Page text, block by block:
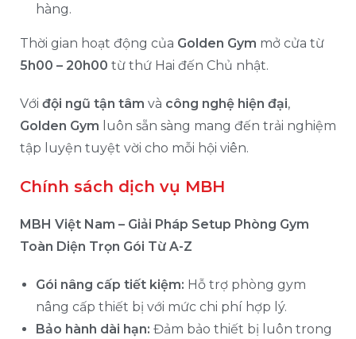
hàng.
Thời gian hoạt động của Golden Gym mở cửa từ
5h00 – 20h00 từ thứ Hai đến Chủ nhật.
Với đội ngũ tận tâm và công nghệ hiện đại,
Golden Gym luôn sẵn sàng mang đến trải nghiệm
tập luyện tuyệt vời cho mỗi hội viên.
Chính sách dịch vụ MBH
MBH Việt Nam – Giải Pháp Setup Phòng Gym
Toàn Diện Trọn Gói Từ A-Z
Gói nâng cấp tiết kiệm: Hỗ trợ phòng gym
nâng cấp thiết bị với mức chi phí hợp lý.
Bảo hành dài hạn: Đảm bảo thiết bị luôn trong